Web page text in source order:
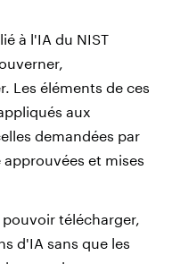
à l'IA du NIST
Les éléments de ces
aux
demandées par
et mises
télécharger,
d'IA sans que les